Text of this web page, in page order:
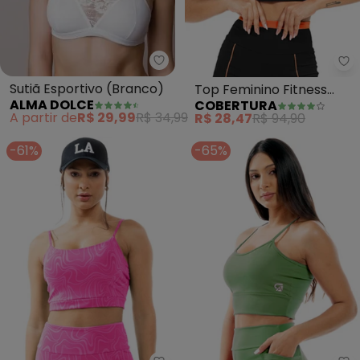
Alma Dolce - Sutiã Esportivo
Sutiã Esportivo (Branco)
ALMA DOLCE
A partir deR$ 29,99R$ 34,99
Top Feminino Fitness
(Preto)
COBERTURA
R$ 28,47R$ 94,90
-61%
-65%